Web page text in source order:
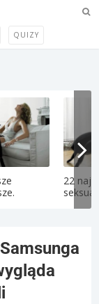
QUIZY
22